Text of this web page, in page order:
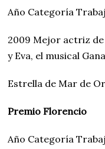
Año Categoría
2009 Mejor actriz
y Eva, el musical
Estrella de Mar de
Premio Florencio
Año Categoría